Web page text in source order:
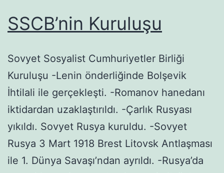
SSCB’nin Kuruluşu
Sovyet Sosyalist Cumhuriyetler Birliği
Kuruluşu -Lenin önderliğinde Bolşevik
İhtilali ile gerçekleşti. -Romanov hanedanı
iktidardan uzaklaştırıldı. -Çarlık Rusyası
yıkıldı. Sovyet Rusya kuruldu. -Sovyet
Rusya 3 Mart 1918 Brest Litovsk Antlaşması
ile 1. Dünya Savaşı’ndan ayrıldı. -Rusya’da